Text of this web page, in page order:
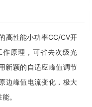
高性能小功率CC/CV开
作原理，可省去次级光
新颖的自适应峰值调节
边峰值电流变化，极大
。